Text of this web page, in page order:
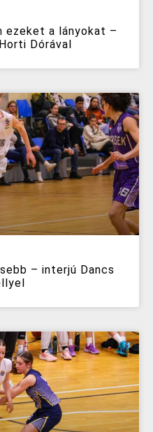
ezeket a lányokat –
Dórával
– interjú Dancs